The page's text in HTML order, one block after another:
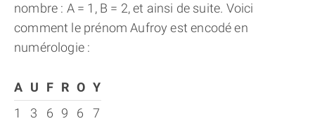
nombre : A = 1, B = 2, et ainsi de suite. Voici
comment le prénom Aufroy est encodé en
numérologie :
A U F R O Y
1
3 6 9 6 7